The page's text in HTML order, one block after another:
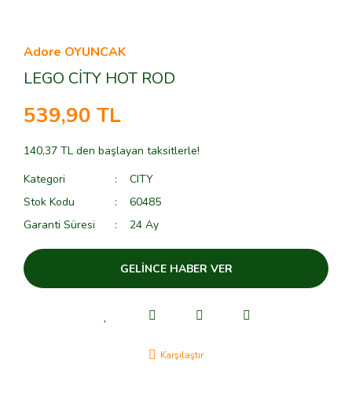
Adore OYUNCAK
LEGO CİTY HOT ROD
539,90 TL
140,37 TL den başlayan taksitlerle!
Kategori
CITY
Stok Kodu
60485
Garanti Süresi
24 Ay
GELİNCE HABER VER
Karşılaştır